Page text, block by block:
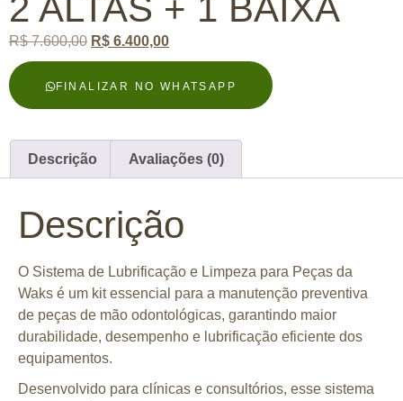
2 ALTAS + 1 BAIXA
R$7.600,00 R$ 6.400,00
FINALIZAR NO WHATSAPP
Descrição Avaliações (0)
Descrição
O Sistema de Lubrificação e Limpeza para Peças da
Waks é um kit essencial para a manutenção preventiva
de peças de mão odontológicas, garantindo maior
durabilidade, desempenho e lubrificação eficiente dos
equipamentos.
Desenvolvido para clínicas e consultórios, esse sistema